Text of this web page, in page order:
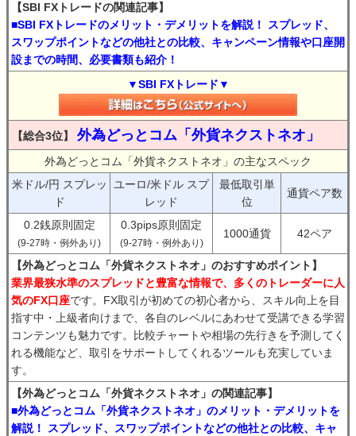
【SBI FXトレードの関連記事】
■SBI FXトレードのメリット・デメリットを解説！ スプレッド、
スワップポイントなどの他社との比較、キャンペーン情報や口座開
設までの時間、必要書類も紹介！
▼SBI FXトレード▼
【総合3位】 外為どっとコム「外貨ネクストネオ」
外為どっとコム「外貨ネクストネオ」の主なスペック
米ドル/円 スプレッ
ド
ユーロ/米ドル スプ
レッド
最低取引単
位
通貨ペア数
0.2銭原則固定
(9-27時・例外あり)
0.3pips原則固定
(9-27時・例外あり)
1000通貨 42ペア
【外為どっとコム「外貨ネクストネオ」のおすすめポイント】
業界最狭水準のスプレッドと豊富な情報で、多くのトレーダーに人
気のFX口座です。FX取引が初めての初心者から、スキル向上を目
指す中・上級者向けまで、各自のレベルにあわせて受講できる学習
コンテンツも魅力です。比較チャートや相場の先行きを予測してく
れる機能など、取引をサポートしてくれるツールも充実していま
す。
【外為どっとコム「外貨ネクストネオ」の関連記事】
■外為どっとコム「外貨ネクストネオ」のメリット・デメリットを
解説！ スプレッド、スワップポイントなどの他社との比較、キャ